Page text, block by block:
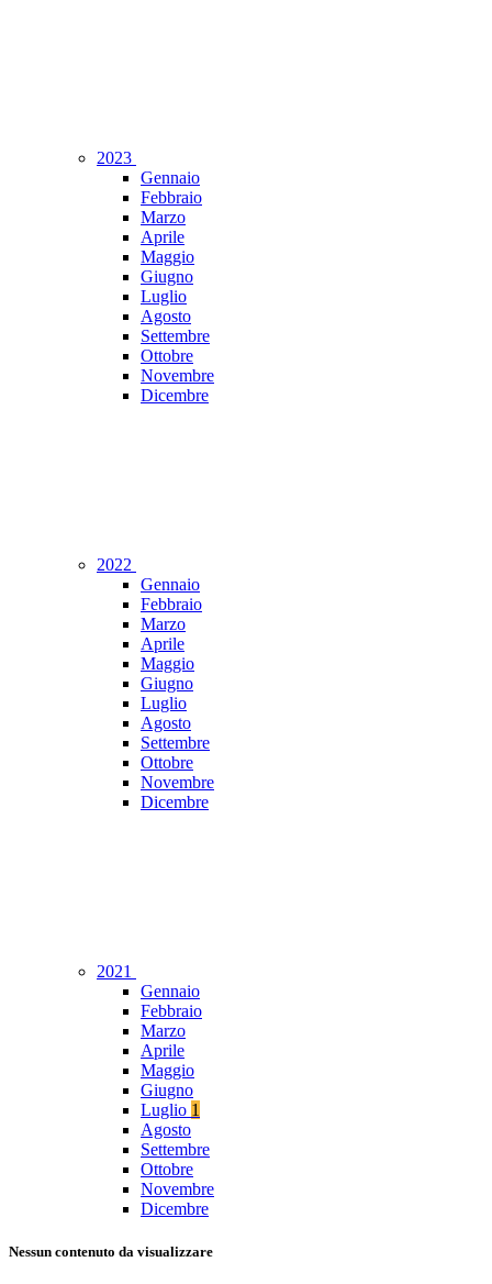
2023
Gennaio
Febbraio
Marzo
Aprile
Maggio
Giugno
Luglio
Agosto
Settembre
Ottobre
Novembre
Dicembre
2022
Gennaio
Febbraio
Marzo
Aprile
Maggio
Giugno
Luglio
Agosto
Settembre
Ottobre
Novembre
Dicembre
2021
Gennaio
Febbraio
Marzo
Aprile
Maggio
Giugno
Luglio 1
Agosto
Settembre
Ottobre
Novembre
Dicembre
Nessun contenuto da visualizzare